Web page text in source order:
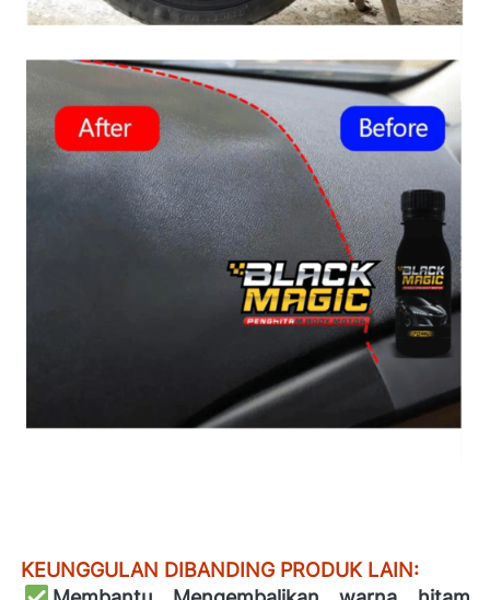
KEUNGGULAN DIBANDING PRODUK LAIN: